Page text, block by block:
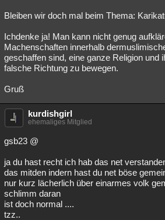
Bleiben wir doch mal beim Thema:
Ichdenke ja! Man kann nicht genug
Machenschaften innerhalb
geschaffen sind, eine ganze Religion und
falsche Richtung zu bewegen.
Gruß
kurdishgirl
ehemaliges Mitglied
gsb23 @
ja du hast recht ich hab das net
das mitden indern hast du net böse
nur kurz lächerlich über einarmes volk
schlimm daran
ist doch normal ....
tzz..